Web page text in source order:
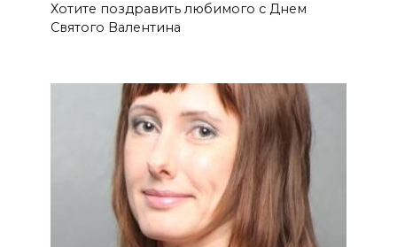
Хотите поздравить любимого с Днем
Святого Валентина